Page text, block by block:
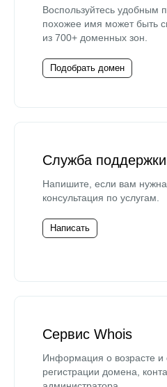
Воспользуйтесь удобным
похожее имя может быть
из 700+ доменных зон.
Подобрать домен
Служба поддержки
Напишите, если вам
консультация по услугам.
Написать
Сервис Whois
Информация о возрасте и
регистрации домена,